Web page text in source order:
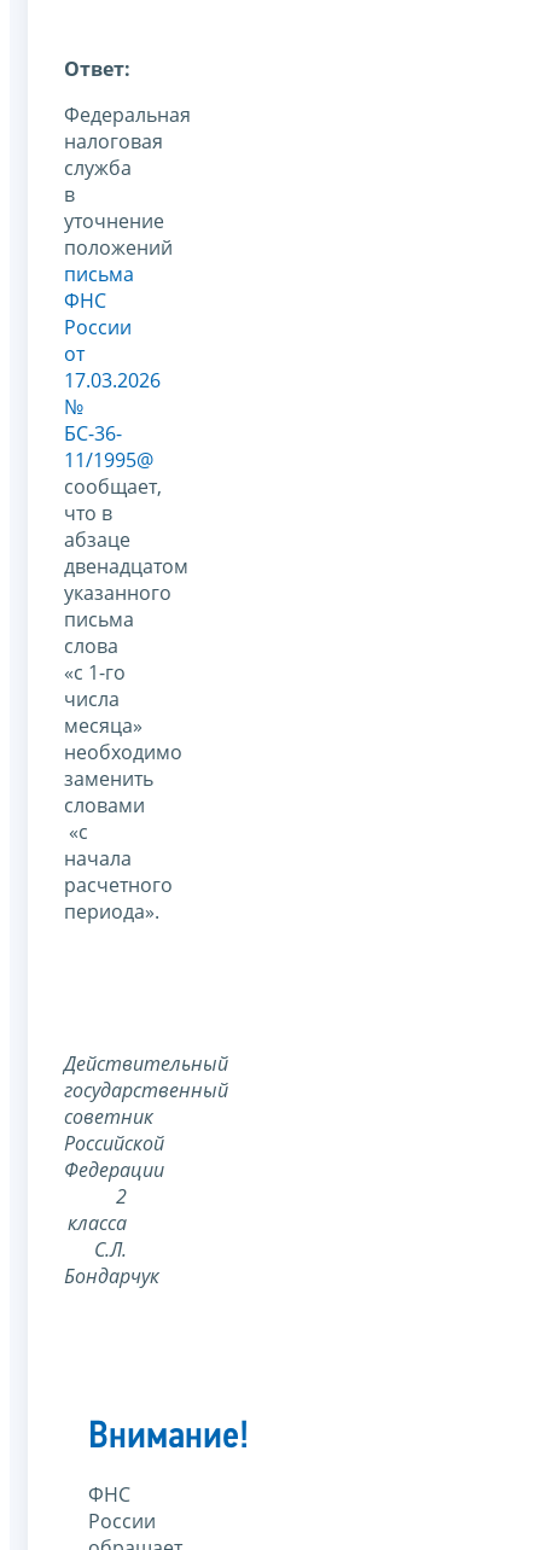
Ответ:
Федеральная
налоговая
служба
в
уточнение
положений
письма
ФНС
России
от
17.03.2026
№
БС-36-
11/1995@
сообщает,
что в
абзаце
двенадцатом
указанного
письма
слова
«с 1-го
числа
месяца»
необходимо
заменить
словами
«с
начала
расчетного
периода».
Действительный
государственный
советник
Российской
Федерации
2
класса
С.Л.
Бондарчук
Внимание!
ФНС
России